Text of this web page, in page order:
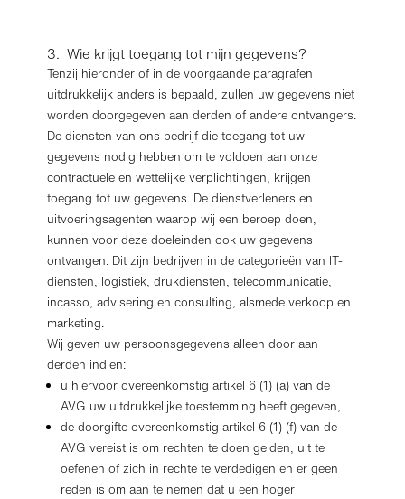
3. Wie krijgt toegang tot mijn gegevens?
Tenzij hieronder of in de voorgaande paragrafen
uitdrukkelijk anders is bepaald, zullen uw gegevens niet
worden doorgegeven aan derden of andere ontvangers.
De diensten van ons bedrijf die toegang tot uw
gegevens nodig hebben om te voldoen aan onze
contractuele en wettelijke verplichtingen, krijgen
toegang tot uw gegevens. De dienstverleners en
uitvoeringsagenten waarop wij een beroep doen,
kunnen voor deze doeleinden ook uw gegevens
ontvangen. Dit zijn bedrijven in de categorieën van IT-
diensten, logistiek, drukdiensten, telecommunicatie,
incasso, advisering en consulting, alsmede verkoop en
marketing.
Wij geven uw persoonsgegevens alleen door aan
derden indien:
u hiervoor overeenkomstig artikel 6 (1) (a) van de
AVG uw uitdrukkelijke toestemming heeft gegeven,
de doorgifte overeenkomstig artikel 6 (1) (f) van de
AVG vereist is om rechten te doen gelden, uit te
oefenen of zich in rechte te verdedigen en er geen
reden is om aan te nemen dat u een hoger